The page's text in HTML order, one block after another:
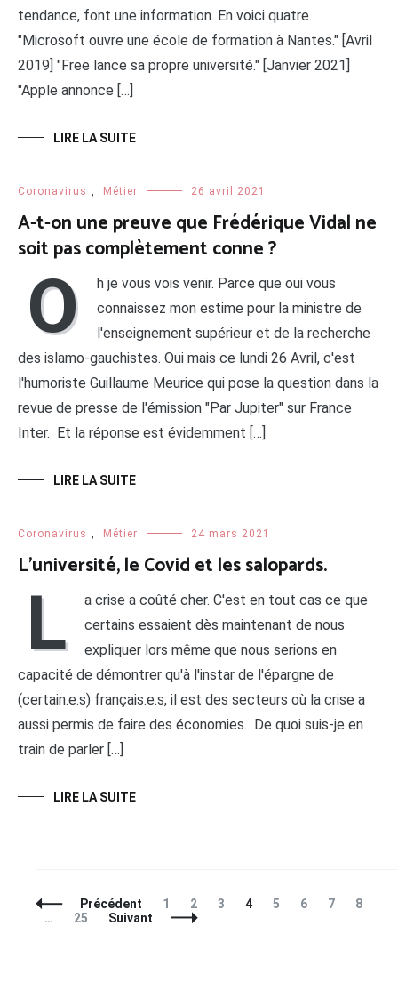
tendance, font une information. En voici quatre.
"Microsoft ouvre une école de formation à Nantes." [Avril
2019] "Free lance sa propre université." [Janvier 2021]
"Apple annonce […]
LIRE LA SUITE
Coronavirus Métier 26 avril 2021
A-t-on une preuve que Frédérique Vidal ne
soit pas complètement conne ?
O
h je vous vois venir. Parce que oui vous
connaissez mon estime pour la ministre de
l'enseignement supérieur et de la recherche
des islamo-gauchistes. Oui mais ce lundi 26 Avril, c'est
l'humoriste Guillaume Meurice qui pose la question dans la
revue de presse de l'émission "Par Jupiter" sur France
Inter. Et la réponse est évidemment […]
LIRE LA SUITE
Coronavirus Métier 24 mars 2021
L’université, le Covid et les salopards.
L
a crise a coûté cher. C'est en tout cas ce que
certains essaient dès maintenant de nous
expliquer lors même que nous serions en
capacité de démontrer qu'à l'instar de l'épargne de
(certain.e.s) français.e.s, il est des secteurs où la crise a
aussi permis de faire des économies. De quoi suis-je en
train de parler […]
LIRE LA SUITE
NavigationPrécédent Page
1 Page
2 Page
3 Page
4 Page
5 Page
6 Page
7 Page
8
…
Page
25 Suivant